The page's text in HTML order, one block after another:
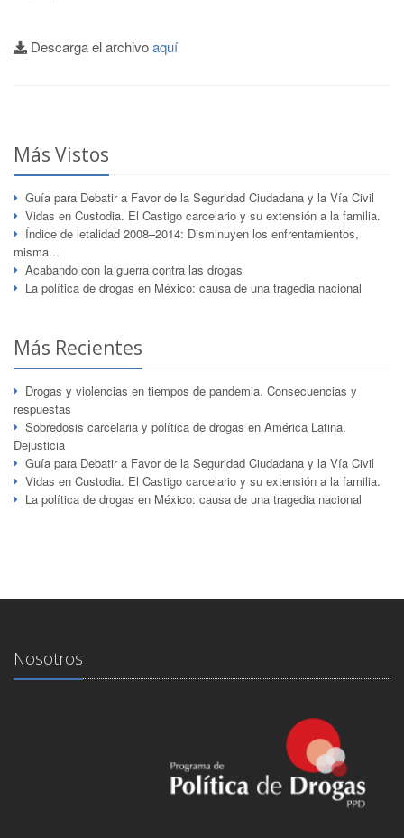
Descarga el archivoaquí
Más Vistos
Guía para Debatir a Favor de la Seguridad Ciudadana y la Vía Civil
Vidas en Custodia. El Castigo carcelario y su extensión a la familia.
Índice de letalidad 2008–2014: Disminuyen los enfrentamientos,
misma...
Acabando con la guerra contra las drogas
La política de drogas en México: causa de una tragedia nacional
Más Recientes
Drogas y violencias en tiempos de pandemia. Consecuencias y
respuestas
Sobredosis carcelaria y política de drogas en América Latina.
Dejusticia
Guía para Debatir a Favor de la Seguridad Ciudadana y la Vía Civil
Vidas en Custodia. El Castigo carcelario y su extensión a la familia.
La política de drogas en México: causa de una tragedia nacional
Nosotros